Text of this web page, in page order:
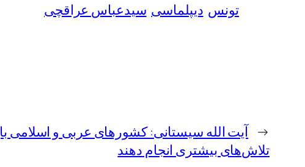
تونس دیپلماسی سیدعباس عراقچی
← آیت الله سیستانی: کشورهای عربی و اسلامی
تلاش‌های بیشتری انجام دهند